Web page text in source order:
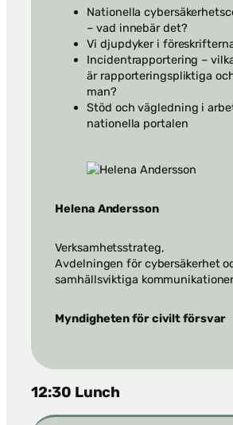
Nationella
– vad innebär det?
Vi djupdyker i
Incidentrapportering –
är rapporteringspliktiga
man?
Stöd och vägledning i
nationella portalen
Helena Andersson
Verksamhetsstrateg,
Avdelningen för cybersäkerhet
samhällsviktiga
Myndigheten för civilt försvar
12:30 Lunch